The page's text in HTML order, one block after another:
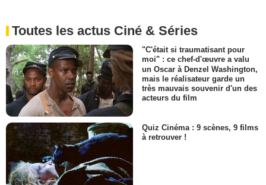
Toutes les actus Ciné & Séries
"C'était si traumatisant pour
moi" : ce chef-d'œuvre a valu
un Oscar à Denzel Washington,
mais le réalisateur garde un
très mauvais souvenir d'un des
acteurs du film
Quiz Cinéma : 9 scènes, 9 films
à retrouver !